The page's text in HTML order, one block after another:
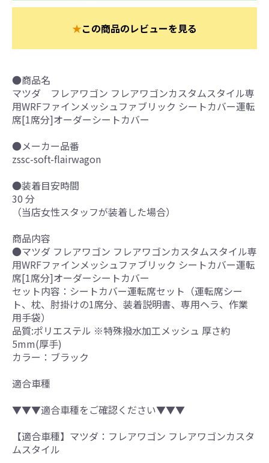
★この商品のレビューを見る
●商品名
マツダ フレアワゴン フレアワゴンカスタムスタイル専
用WRFファインメッシュファブリック シートカバー運転
席[1席分]オーダーシートカバー
●メーカー品番
zssc-soft-flairwagon
●装着目安時間
30 分
（当店女性スタッフが装着した場合）
商品内容
●マツダ フレアワゴン フレアワゴンカスタムスタイル専
用WRFファインメッシュファブリック シートカバー運転
席[1席分]オーダーシートカバー
セット内容：シートカバー運転席セット（運転席シー
ト、枕、肘掛けの1席分、装着説明書、専用ヘラ、作業
用手袋）
品質:ポリエステル ※特殊撥水加工メッシュ 厚さ約
5mm(厚手)
カラー：ブラック
適合車種
▼▼▼適合車種をご確認ください▼▼▼
【適合車種】マツダ：フレアワゴン フレアワゴンカスタ
ムスタイル